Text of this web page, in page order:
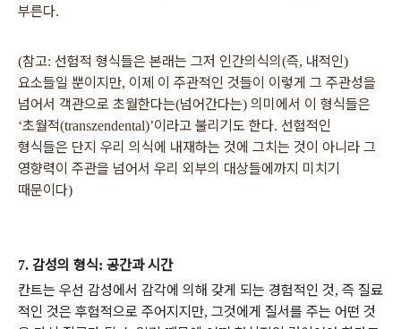
부른다.
(참고: 선험적 형식들은 본래는 그저 인간의식의 (즉, 내적인)
요소들일 뿐이지만, 이제 이 주관적인 것들이 이렇게 그 주관성을
넘어서 객관으로 초월한다는(넘어간다는) 의미에서 이 형식들은
‘초월적(transzendental)’이라고 불리기도 한다. 선험적인
형식들은 단지 우리 의식에 내재하는 것에 그치는 것이 아니라 그
영향력이 주관을 넘어서 우리 외부의 대상들에까지 미치기
때문이다)
7. 감성의 형식 : 공간과 시간
칸트는 우선 감성에서 감각에 의해 갖게 되는 경험적인 것, 즉 질료
적인 것은 후험적으로 주어지지만, 그것에게 질서를 주는 어떤 것